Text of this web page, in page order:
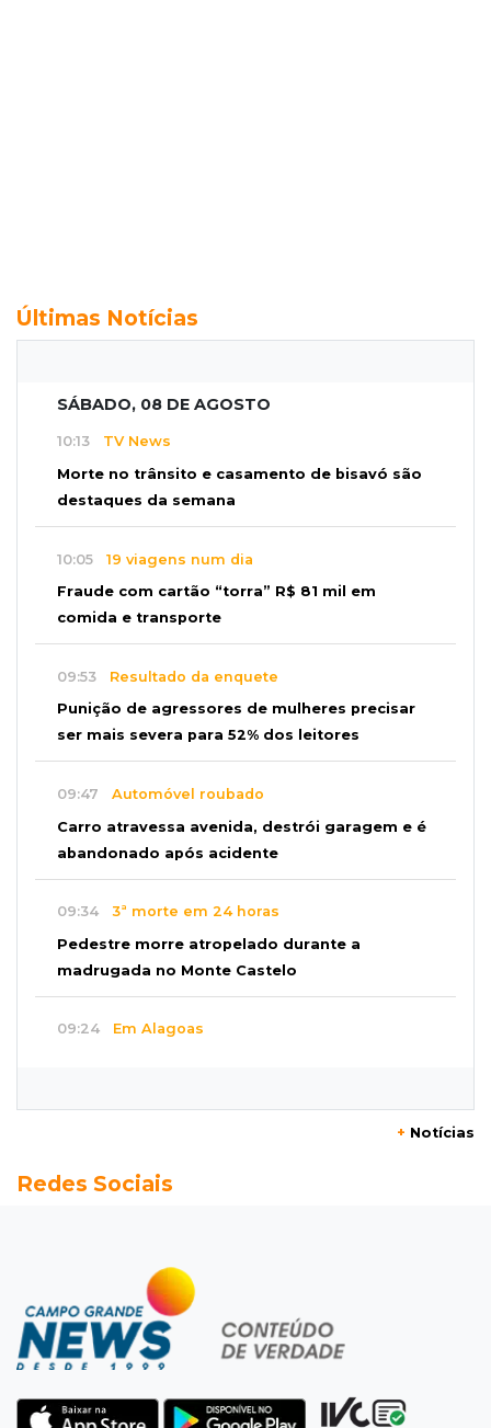
Últimas Notícias
SÁBADO, 08 DE AGOSTO
10:13 TV News
Morte no trânsito e casamento de bisavó são
destaques da semana
10:05 19 viagens num dia
Fraude com cartão “torra” R$ 81 mil em
comida e transporte
09:53 Resultado da enquete
Punição de agressores de mulheres precisar
ser mais severa para 52% dos leitores
09:47 Automóvel roubado
Carro atravessa avenida, destrói garagem e é
abandonado após acidente
09:34 3ª morte em 24 horas
Pedestre morre atropelado durante a
madrugada no Monte Castelo
09:24 Em Alagoas
Idoso em bicicleta é atropelado por
Comércio na fronteira
Ponta Porã inicia regularização de boxes
comerciais na linha internacional
Chegada de frente fria muda o tempo e
+ Notícias
Redes Sociais